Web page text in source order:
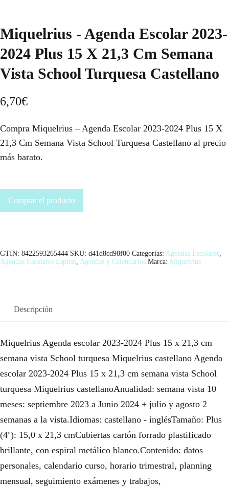
Miquelrius - Agenda Escolar 2023-
2024 Plus 15 X 21,3 Cm Semana
Vista School Turquesa Castellano
6,70€
Compra Miquelrius – Agenda Escolar 2023-2024 Plus 15 X
21,3 Cm Semana Vista School Turquesa Castellano al precio
más barato.
Comprar el producto
GTIN: 8422593265444 SKU: d41d8cd98f00 Categorías: Agendas Escolares,
Agendas Escolares Espiral , Agendas y Calendarios Marca: Miquelrius
Descripción
Miquelrius Agenda escolar 2023-2024 Plus 15 x 21,3 cm
semana vista School turquesa Miquelrius castellano Agenda
escolar 2023-2024 Plus 15 x 21,3 cm semana vista School
turquesa Miquelrius castellanoAnualidad: semana vista 10
meses: septiembre 2023 a Junio 2024 + julio y agosto 2
semanas a la vista.Idiomas: castellano - inglésTamaño: Plus
(4º): 15,0 x 21,3 cmCubiertas cartón forrado plastificado
brillante, con espiral metálico blanco.Contenido: datos
personales, calendario curso, horario trimestral, planning
mensual, seguimiento exámenes y trabajos,